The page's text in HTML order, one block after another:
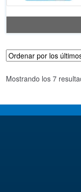
Mostrando los 7